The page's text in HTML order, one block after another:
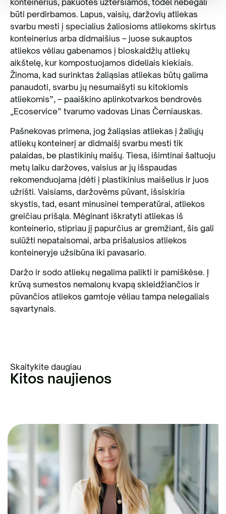
būti perdirbamos. Lapus, vaisių, daržovių atliekas
svarbu mesti į specialius žaliosioms atliekoms skirtus
konteinerius arba didmaišius – juose sukauptos
atliekos vėliau gabenamos į bioskaidžių atliekų
aikštelę, kur kompostuojamos dideliais kiekiais.
Žinoma, kad surinktas žaliąsias atliekas būtų galima
panaudoti, svarbu jų nesumaišyti su kitokiomis
atliekomis”, – paaiškino aplinkotvarkos bendrovės
„Ecoservice” tvarumo vadovas Linas Černiauskas.
Pašnekovas primena, jog žaliąsias atliekas į žaliųjų
atliekų konteinerį ar didmaišį svarbu mesti tik
palaidas, be plastikinių maišų. Tiesa, išimtinai šaltuoju
metų laiku daržoves, vaisius ar jų išspaudas
rekomenduojama įdėti į plastikinius maišelius ir juos
užrišti. Vaisiams, daržovėms pūvant, išsiskiria
skystis, tad, esant minusinei temperatūrai, atliekos
greičiau prišąla. Mėginant iškratyti atliekas iš
konteinerio, stipriau jį papurčius ar gremžiant, šis gali
sulūžti nepataisomai, arba prišalusios atliekos
konteineryje užsibūna iki pavasario.
Daržo ir sodo atliekų negalima palikti ir pamiškėse. Į
krūvą sumestos nemalonų kvapą skleidžiančios ir
pūvančios atliekos gamtoje vėliau tampa nelegaliais
sąvartynais.
Skaitykite daugiau
Kitos naujienos